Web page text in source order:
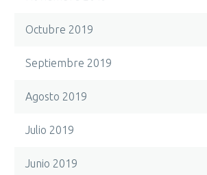
Octubre 2019
Septiembre 2019
Agosto 2019
Julio 2019
Junio 2019